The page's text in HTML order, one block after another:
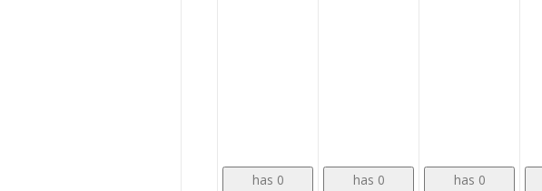
has 0
has 0
has 0